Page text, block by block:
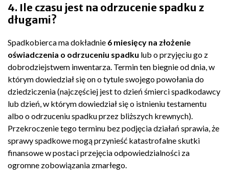
4. Ile czasu jest na odrzucenie spadku z
długami?
Spadkobierca ma dokładnie 6 miesięcy na złożenie
oświadczenia o odrzuceniu spadku lub o przyjęciu go z
dobrodziejstwem inwentarza. Termin ten biegnie od dnia, w
którym dowiedział się on o tytule swojego powołania do
dziedziczenia (najczęściej jest to dzień śmierci spadkodawcy
lub dzień, w którym dowiedział się o istnieniu testamentu
albo o odrzuceniu spadku przez bliższych krewnych).
Przekroczenie tego terminu bez podjęcia działań sprawia, że
sprawy spadkowe mogą przynieść katastrofalne skutki
finansowe w postaci przejęcia odpowiedzialności za
ogromne zobowiązania zmarłego.